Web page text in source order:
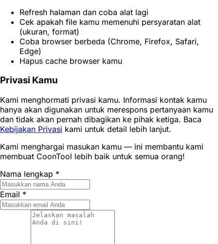
Refresh halaman dan coba alat lagi
Cek apakah file kamu memenuhi persyaratan alat
(ukuran, format)
Coba browser berbeda (Chrome, Firefox, Safari,
Edge)
Hapus cache browser kamu
Privasi Kamu
Kami menghormati privasi kamu. Informasi kontak kamu
hanya akan digunakan untuk merespons pertanyaan kamu
dan tidak akan pernah dibagikan ke pihak ketiga. Baca
Kebijakan Privasi kami untuk detail lebih lanjut.
Kami menghargai masukan kamu — ini membantu kami
membuat CoonTool lebih baik untuk semua orang!
Nama lengkap *
Email *